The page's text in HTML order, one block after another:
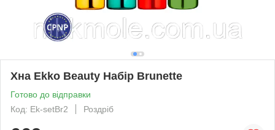
Хна Ekko Beauty Набір Brunette
Готово до відправки
Код: Ek-setBr2
Роздріб